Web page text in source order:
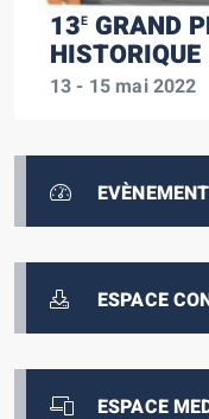
13E GRAND
HISTORIQUE
13 - 15 mai 2022
EVÈNEMENT
ESPACE
ESPACE